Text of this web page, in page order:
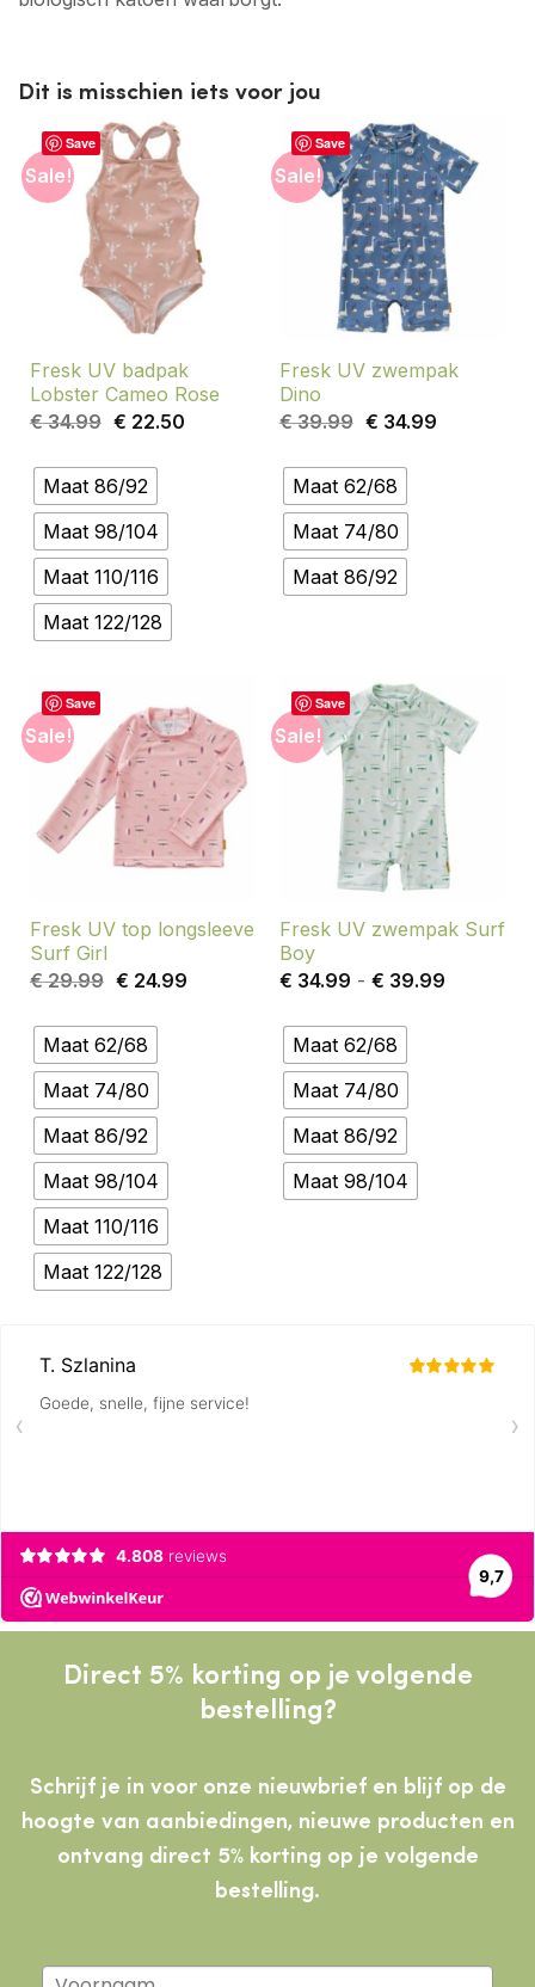
Dit is misschien iets voor jou
Save
Sale!
Fresk UV badpak
Lobster Cameo Rose
€34.99 Oorspronkelijke
€ 34.99.
€ 22.50Huidige
Maat 86/92
Maat 98/104
Maat 110/116
Maat 122/128
Save
Sale!
Fresk UV zwempak
Dino
€39.99 Oorspronkelijke
€ 39.99.
€ 34.99Huidige
Maat 62/68
Maat 74/80
Maat 86/92
Save
Sale!
Fresk UV top longsleeve
Surf Girl
€29.99 Oorspronkelijke
€ 29.99.
€ 24.99Huidige
Maat 62/68
Maat 74/80
Maat 86/92
Maat 98/104
Maat 110/116
Maat 122/128
Save
Sale!
Fresk UV zwempak Surf
Boy
€ 34.99 - € 39.99
Maat 62/68
Maat 74/80
Maat 86/92
Maat 98/104
Direct 5% korting op je volgende
bestelling?
Schrijf je in voor onze nieuwbrief en blijf op de
hoogte van aanbiedingen, nieuwe producten en
ontvang direct 5% korting op je volgende
bestelling.